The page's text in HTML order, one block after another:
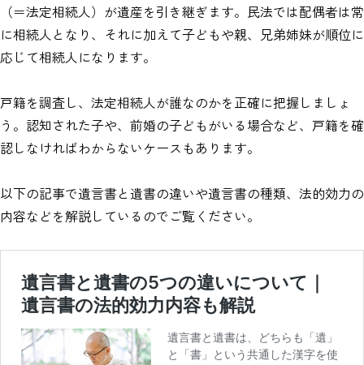
（＝法定相続人）が遺産を引き継ぎます。民法では配偶者は常
に相続人となり、それに加えて子どもや親、兄弟姉妹が順位に
応じて相続人になります。
戸籍を調査し、法定相続人が誰なのかを正確に把握しましょ
う。認知された子や、前婚の子どもがいる場合など、戸籍を確
認しなければわからないケースもあります。
以下の記事で遺言書と遺書の違いや遺言書の種類、法的効力の
内容などを解説しているのでご覧ください。